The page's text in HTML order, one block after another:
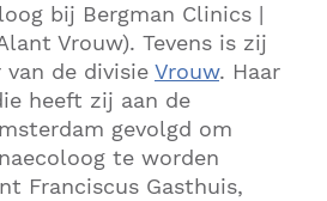
bij Bergman Clinics |
Vrouw). Tevens is zij
de divisie Vrouw. Haar
heeft zij aan de
gevolgd om
te worden
Franciscus Gasthuis,